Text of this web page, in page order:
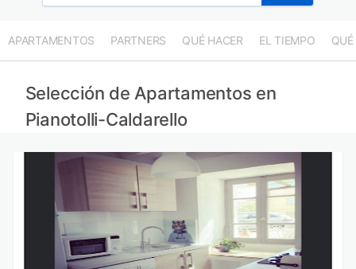
APARTAMENTOS PARTNERS QUÉ HACER EL TIEMPO QUÉ
Selección de Apartamentos en
Pianotolli-Caldarello